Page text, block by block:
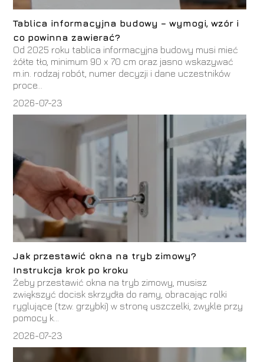
Tablica informacyjna budowy – wymogi, wzór i
co powinna zawierać?
Od 2025 roku tablica informacyjna budowy musi mieć
żółte tło, minimum 90 x 70 cm oraz jasno wskazywać
m.in. rodzaj robót, numer decyzji i dane uczestników
proce...
2026-07-23
Jak przestawić okna na tryb zimowy?
Instrukcja krok po kroku
Żeby przestawić okna na tryb zimowy, musisz
zwiększyć docisk skrzydła do ramy, obracając rolki
ryglujące (tzw. grzybki) w stronę uszczelki, zwykle przy
pomocy k...
2026-07-23